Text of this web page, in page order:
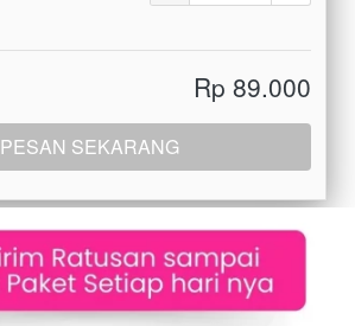
Rp 89.000
`PESAN SEKARANG